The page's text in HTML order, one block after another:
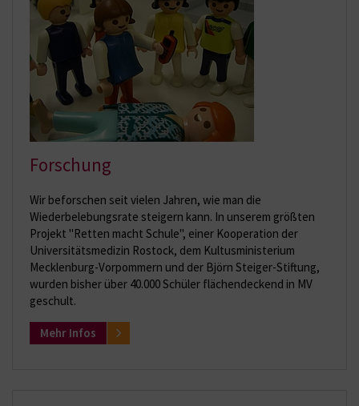
Forschung
Wir beforschen seit vielen Jahren, wie man die
Wiederbelebungsrate steigern kann. In unserem größten
Projekt "Retten macht Schule", einer Kooperation der
Universitätsmedizin Rostock, dem Kultusministerium
Mecklenburg-Vorpommern und der Björn Steiger-Stiftung,
wurden bisher über 40.000 Schüler flächendeckend in MV
geschult.
Mehr Infos